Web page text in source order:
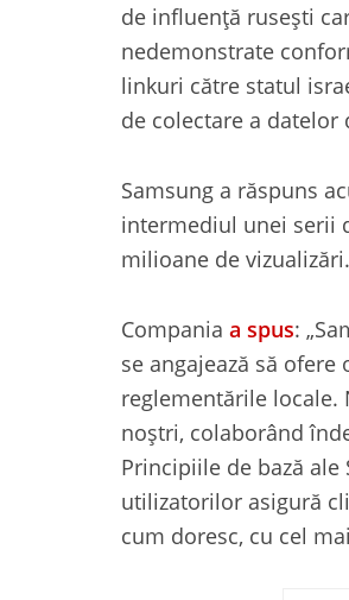
de influență rusești
nedemonstrate
linkuri către statul
de colectare a
Samsung a răspuns
intermediul unei serii
milioane de vizualizări.
Compania a spus:
se angajează să
reglementările
noștri, colaborând
Principiile de bază
utilizatorilor asigură
cum doresc, cu cel